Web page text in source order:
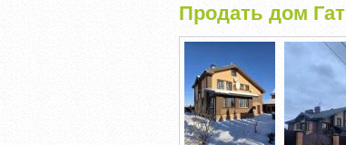
Продать дом